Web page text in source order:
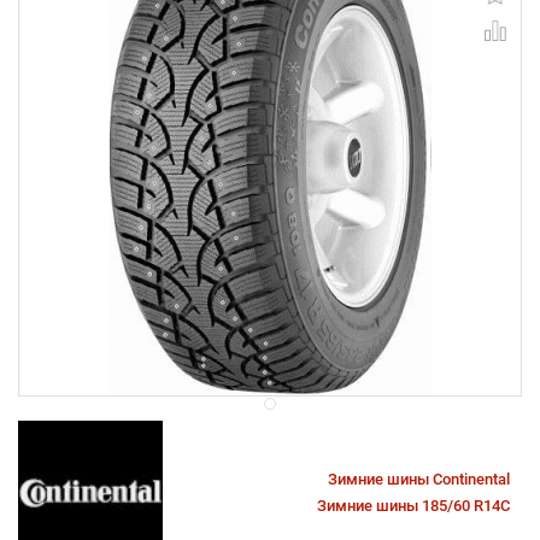
Зимние шины Continental
Зимние шины 185/60 R14C